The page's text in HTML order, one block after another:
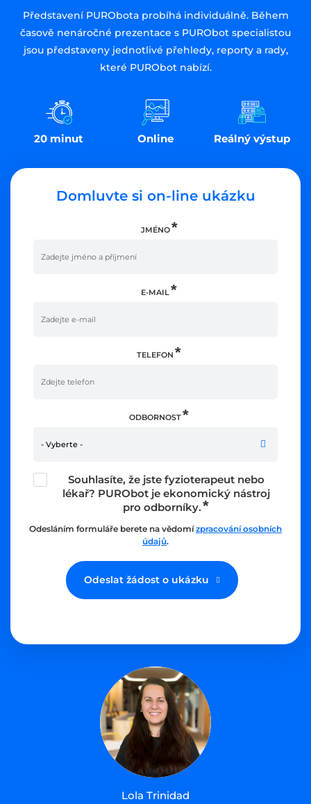
Představení PURObota probíhá individuálně. Během
časově nenáročné prezentace s PURObot specialistou
jsou představeny jednotlivé přehledy, reporty a rady,
které PURObot nabízí.
20 minut Online Reálný výstup
Domluvte si on-line ukázku
JMÉNO
E-MAIL
TELEFON
ODBORNOST
- Vyberte -
Souhlasíte, že jste fyzioterapeut nebo
lékař? PURObot je ekonomický nástroj
pro odborníky.
Odesláním formuláře berete na vědomízpracování osobních
údajů.
Odeslat žádost o ukázku
Lola Trinidad